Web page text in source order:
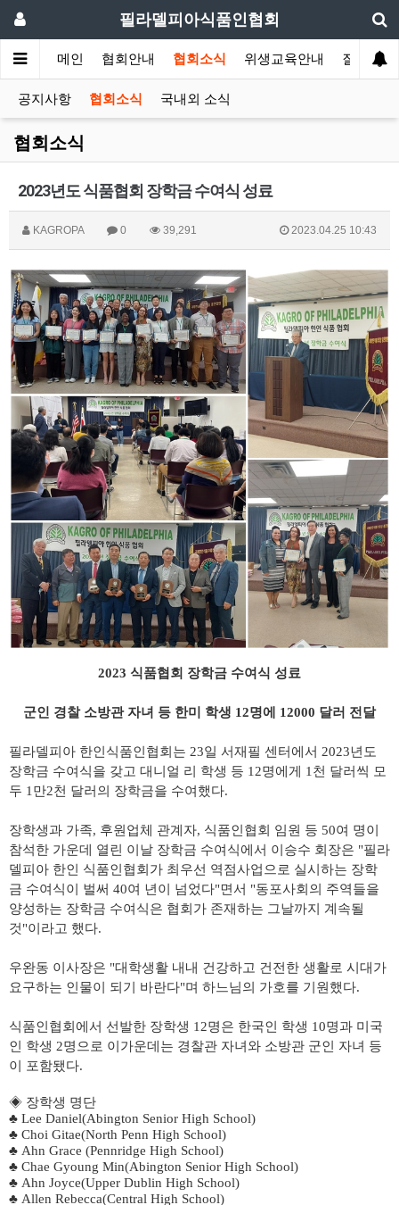
필라델피아식품인협회
메인 협회안내 협회소식 위생교육안내 질의답변
공지사항 협회소식 국내외 소식
협회소식
2023년도 식품협회 장학금 수여식 성료
KAGROPA 0 39,291 2023.04.25 10:43
2023 식품협회 장학금 수여식 성료
군인 경찰 소방관 자녀 등 한미 학생 12명에 12000 달러 전달
필라델피아 한인식품인협회는 23일 서재필 센터에서 2023년도
장학금 수여식을 갖고 대니얼 리 학생 등 12명에게 1천 달러씩 모
두 1만2천 달러의 장학금을 수여했다.
장학생과 가족, 후원업체 관계자, 식품인협회 임원 등 50여 명이
참석한 가운데 열린 이날 장학금 수여식에서 이승수 회장은 "필라
델피아 한인 식품인협회가 최우선 역점사업으로 실시하는 장학
금 수여식이 벌써 40여 년이 넘었다"면서 "동포사회의 주역들을
양성하는 장학금 수여식은 협회가 존재하는 그날까지 계속될
것"이라고 했다.
우완동 이사장은 "대학생활 내내 건강하고 건전한 생활로 시대가
요구하는 인물이 되기 바란다"며 하느님의 가호를 기원했다.
식품인협회에서 선발한 장학생 12명은 한국인 학생 10명과 미국
인 학생 2명으로 이가운데는 경찰관 자녀와 소방관 군인 자녀 등
이 포함됐다.
◈ 장학생 명단
♣ Lee Daniel(Abington Senior High School)
♣ Choi Gitae(North Penn High School)
♣ Ahn Grace (Pennridge High School)
♣ Chae Gyoung Min(Abington Senior High School)
♣ Ahn Joyce(Upper Dublin High School)
♣ Allen Rebecca(Central High School)